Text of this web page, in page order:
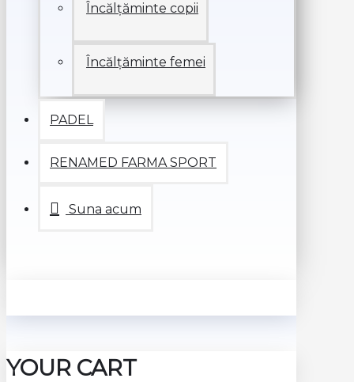
Încălțăminte copii
Încălțăminte femei
PADEL
RENAMED FARMA SPORT
Suna acum
YOUR CART